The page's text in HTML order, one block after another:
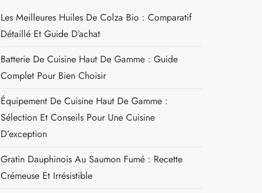
Les Meilleures Huiles De Colza Bio : Comparatif
Détaillé Et Guide D’achat
Batterie De Cuisine Haut De Gamme : Guide
Complet Pour Bien Choisir
Équipement De Cuisine Haut De Gamme :
Sélection Et Conseils Pour Une Cuisine
D’exception
Gratin Dauphinois Au Saumon Fumé : Recette
Crémeuse Et Irrésistible